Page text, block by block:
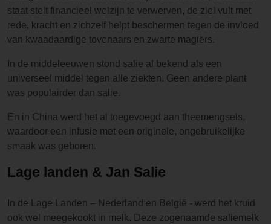
staat stelt financieel welzijn te verwerven, de ziel vult met
rede, kracht en zichzelf helpt beschermen tegen de invloed
van kwaadaardige tovenaars en zwarte magiërs.
In de middeleeuwen stond salie al bekend als een
universeel middel tegen alle ziekten. Geen andere plant
was populairder dan salie.
En in China werd het al toegevoegd aan theemengsels,
waardoor een infusie met een originele, ongebruikelijke
smaak was geboren.
Lage landen & Jan Salie
In de Lage Landen – Nederland en België - werd het kruid
ook wel meegekookt in melk. Deze zogenaamde saliemelk